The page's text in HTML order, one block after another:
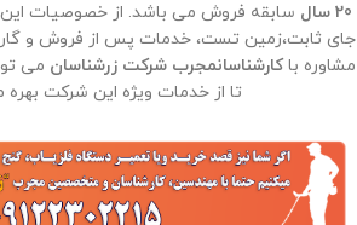
20 سال
سابقه فروش می باشد. از خصوصیات
جای ثابت،زمین تست، خدمات پس از فروش و
مشاوره باکارشناسانمجرب شرکت زرشناسان می
تا از خدمات ویژه این شرکت بهره